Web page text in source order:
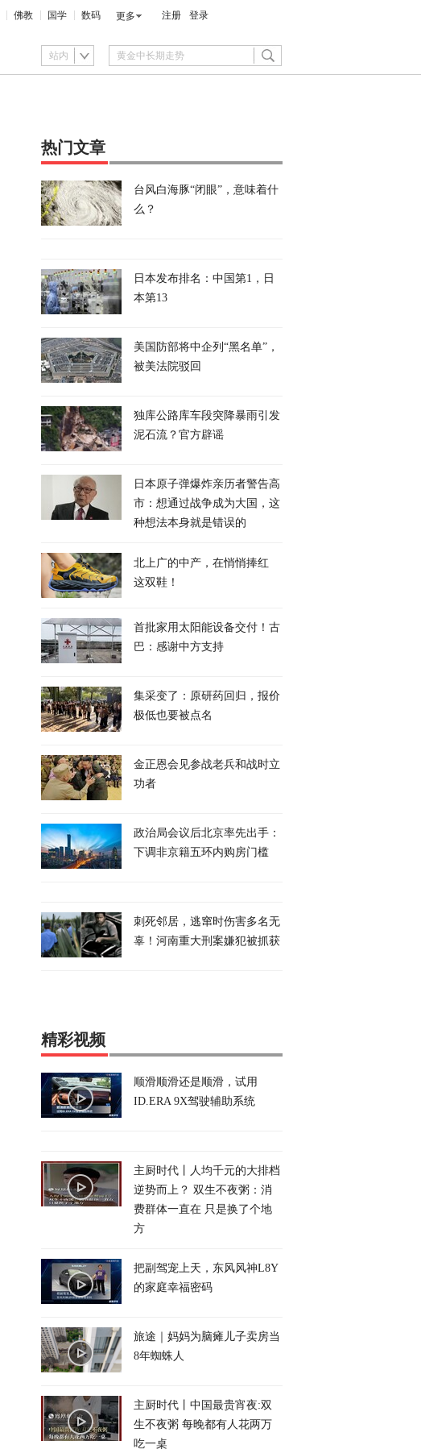
佛教 国学 数码 更多 注册 登录
站内
热门文章
台风白海豚“闭眼”，意味着什
么？
日本发布排名：中国第1，日
本第13
美国防部将中企列“黑名单”，
被美法院驳回
独库公路库车段突降暴雨引发
泥石流？官方辟谣
日本原子弹爆炸亲历者警告高
市：想通过战争成为大国，这
种想法本身就是错误的
北上广的中产，在悄悄捧红
这双鞋！
首批家用太阳能设备交付！古
巴：感谢中方支持
集采变了：原研药回归，报价
极低也要被点名
金正恩会见参战老兵和战时立
功者
政治局会议后北京率先出手：
下调非京籍五环内购房门槛
刺死邻居，逃窜时伤害多名无
辜！河南重大刑案嫌犯被抓获
精彩视频
顺滑顺滑还是顺滑，试用
ID.ERA 9X驾驶辅助系统
主厨时代丨人均千元的大排档
逆势而上？ 双生不夜粥：消
费群体一直在 只是换了个地
方
把副驾宠上天，东风风神L8Y
的家庭幸福密码
旅途｜妈妈为脑瘫儿子卖房当
8年蜘蛛人
主厨时代丨中国最贵宵夜:双
生不夜粥 每晚都有人花两万
吃一桌